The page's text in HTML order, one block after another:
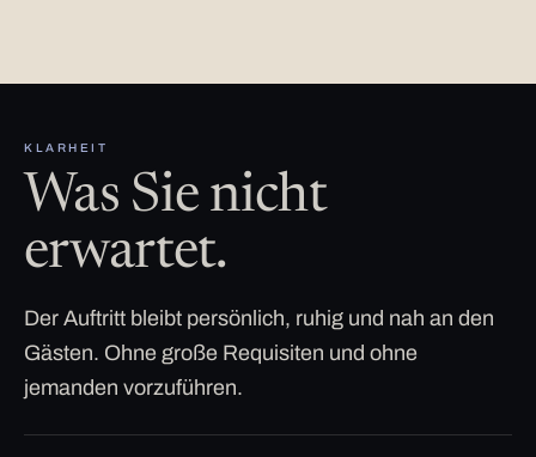
KLARHEIT
Was Sie nicht
erwartet.
Der Auftritt bleibt persönlich, ruhig und nah an den
Gästen. Ohne große Requisiten und ohne
jemanden vorzuführen.